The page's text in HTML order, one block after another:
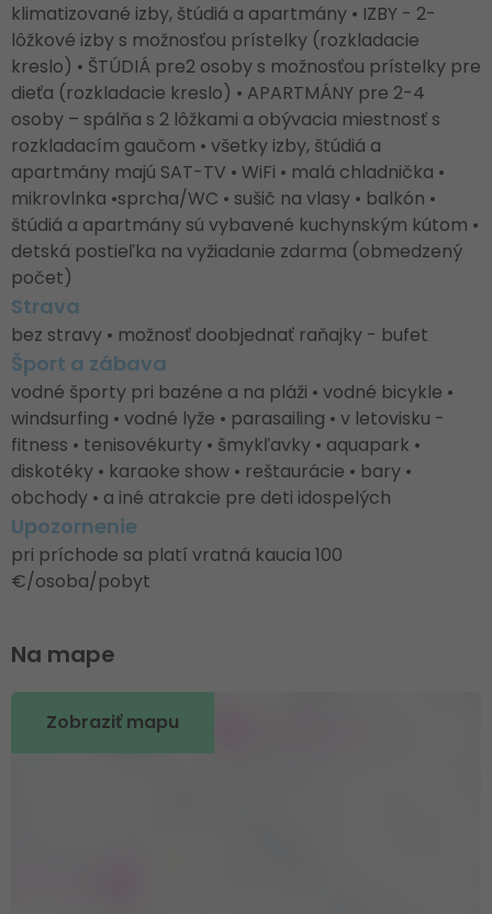
klimatizované izby, štúdiá a apartmány • IZBY - 2-
lôžkové izby s možnosťou prístelky (rozkladacie
kreslo) • ŠTÚDIÁ pre2 osoby s možnosťou prístelky pre
dieťa (rozkladacie kreslo) • APARTMÁNY pre 2-4
osoby – spálňa s 2 lôžkami a obývacia miestnosť s
rozkladacím gaučom • všetky izby, štúdiá a
apartmány majú SAT-TV • WiFi • malá chladnička •
mikrovlnka •sprcha/WC • sušič na vlasy • balkón •
štúdiá a apartmány sú vybavené kuchynským kútom •
detská postieľka na vyžiadanie zdarma (obmedzený
počet)
Strava
bez stravy • možnosť doobjednať raňajky - bufet
Šport a zábava
vodné športy pri bazéne a na pláži • vodné bicykle •
windsurfing • vodné lyže • parasailing • v letovisku -
fitness • tenisovékurty • šmykľavky • aquapark •
diskotéky • karaoke show • reštaurácie • bary •
obchody • a iné atrakcie pre deti idospelých
Upozornenie
pri príchode sa platí vratná kaucia 100
€/osoba/pobyt
Na mape
Zobraziť mapu